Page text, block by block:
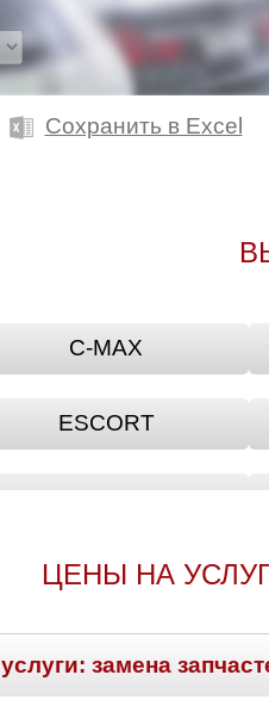
Сохранить в Excel
C-MAX
ESCORT
FUSION
KA
ЦЕНЫ НА
замена